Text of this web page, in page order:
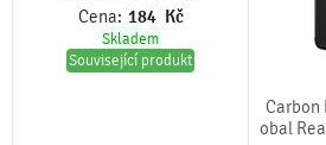
Cena: 184 Kč
Skladem
Související produkt
obal